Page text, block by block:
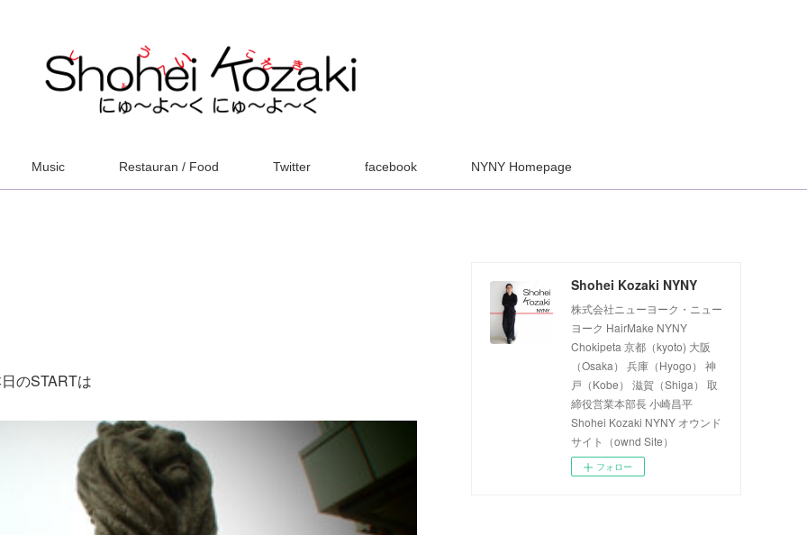
Music Restauran / Food Twitter facebook NYNY Homepage
のSTARTは
Shohei Kozaki NYNY
株式会社ニューヨーク・ニュー
ヨーク HairMake NYNY
Chokipeta 京都（kyoto) 大阪
（Osaka） 兵庫（Hyogo） 神
戸（Kobe） 滋賀（Shiga） 取
締役営業本部長 小崎昌平
Shohei Kozaki NYNY オウンド
サイト（ownd Site）
フォロー